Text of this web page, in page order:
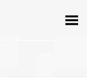
Menü umschalten